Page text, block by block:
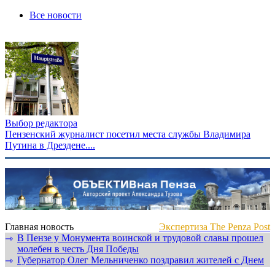
Все новости
Выбор редактора
Пензенский журналист посетил места службы Владимира
Путина в Дрездене....
Главная новость
Экспертиза The Penza Post
⇾ В Пензе у Монумента воинской и трудовой славы прошел
молебен в честь Дня Победы
⇾ Губернатор Олег Мельниченко поздравил жителей с Днем